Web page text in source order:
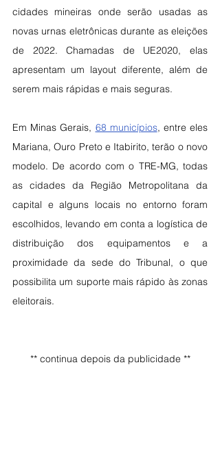
cidades mineiras onde serão usadas as
novas urnas eletrônicas durante as eleições
de 2022. Chamadas de UE2020, elas
apresentam um layout diferente, além de
serem mais rápidas e mais seguras.
Em Minas Gerais, 68 municípios, entre eles
Mariana, Ouro Preto e Itabirito, terão o novo
modelo. De acordo com o TRE-MG, todas
as cidades da Região Metropolitana da
capital e alguns locais no entorno foram
escolhidos, levando em conta a logística de
distribuição dos equipamentos e a
proximidade da sede do Tribunal, o que
possibilita um suporte mais rápido às zonas
eleitorais.
** continua depois da publicidade **